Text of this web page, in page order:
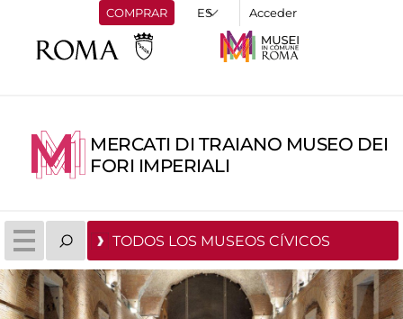
COMPRAR Acceder
MERCATI DI TRAIANO MUSEO DEI
FORI IMPERIALI
TODOS LOS MUSEOS CÍVICOS